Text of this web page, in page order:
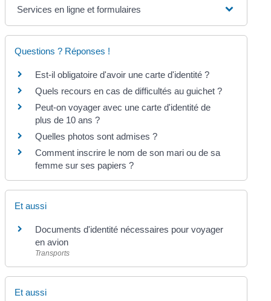
Services en ligne et formulaires
Questions ? Réponses !
Est-il obligatoire d'avoir une carte d'identité ?
Quels recours en cas de difficultés au guichet ?
Peut-on voyager avec une carte d'identité de
plus de 10 ans ?
Quelles photos sont admises ?
Comment inscrire le nom de son mari ou de sa
femme sur ses papiers ?
Et aussi
Documents d'identité nécessaires pour voyager
en avion
Transports
Et aussi